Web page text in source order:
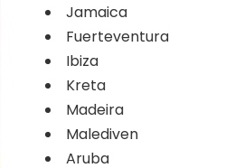
Jamaica
Fuerteventura
Ibiza
Kreta
Madeira
Malediven
Aruba